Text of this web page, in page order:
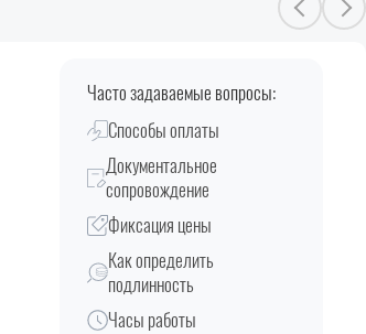
Часто задаваемые вопросы:
Способы оплаты
Документальное
сопровождение
Фиксация цены
Как определить
подлинность
Часы работы